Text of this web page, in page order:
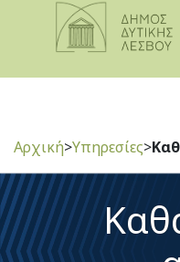
Αρχική>Υπηρεσίες>